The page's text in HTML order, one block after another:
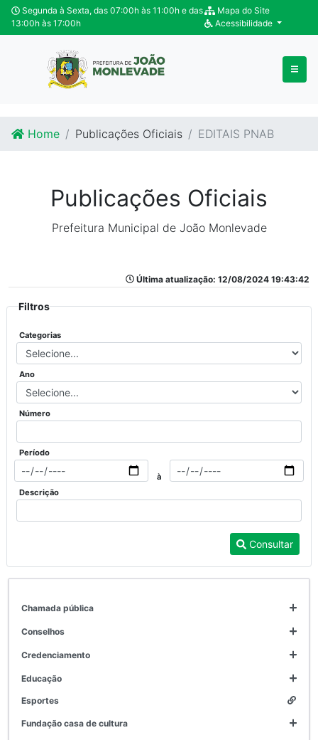
Ir para o conteúdo
Ir para o fim do conteúdo
Segunda à Sexta, das 07:00h às 11:00h e das
13:00h às 17:00h
Mapa do Site
Acessibilidade
Home Publicações Oficiais EDITAIS PNAB
Publicações Oficiais
Prefeitura Municipal de João Monlevade
Última atualização: 12/08/2024 19:43:42
Filtros
Categorias
Ano
Número
Período
à
Descrição
Consultar
chamada pública
conselhos
credenciamento
educação
esportes
fundação casa de cultura